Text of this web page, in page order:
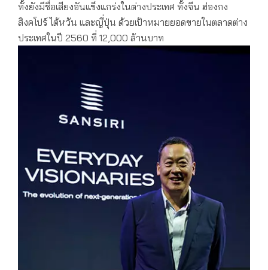
ทั้งยังมีชื่อเสียงอันแข็งแกร่งในต่างประเทศ ทั้งจีน ฮ่องกง
สิงคโปร์ ไต้หวัน และญี่ปุ่น ด้วยเป้าหมายยอดขายในตลาดต่าง
ประเทศในปี 2560 ที่ 12,000 ล้านบาท